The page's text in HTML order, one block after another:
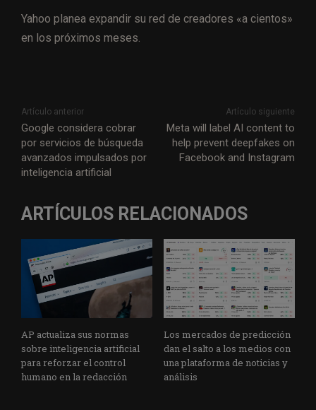
Yahoo planea expandir su red de creadores «a cientos»
en los próximos meses.
Artículo anterior
Google considera cobrar
por servicios de búsqueda
avanzados impulsados por
inteligencia artificial
Artículo siguiente
Meta will label AI content to
help prevent deepfakes on
Facebook and Instagram
ARTÍCULOS RELACIONADOS
AP actualiza sus normas
sobre inteligencia artificial
para reforzar el control
humano en la redacción
Los mercados de predicción
dan el salto a los medios con
una plataforma de noticias y
análisis